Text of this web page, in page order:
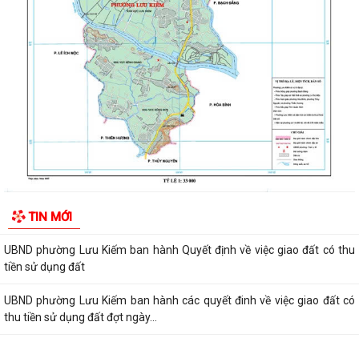
TIN MỚI
CÔNG TÁC KHOA HỌC, CÔNG NGHỆ, ĐỔI MỚI SÁNG...
UBND phường Lưu Kiếm thông báo Về việc niêm yết công khai kết quả
kiểm tra hồ sơ đăng ký, cấp Giấy...
Niêm yết công khai về việc mất Quyết định giao đất cho công dân làm
nhà ở của ông Trịnh Văn Tài tại...
THUẾ CƠ SỞ 1 THÀNH PHỐ HẢI PHÒNG HƯỚNG DẪN KÊ KHAI THÔNG
BÁO DOANH THU 6 THÁNG ĐẦU NĂM ĐỐI VỚI HỘ...
TẠO VIDEO CLIP "TỔ QUỐC BÌNH YÊN"
UBND phường Lưu Kiếm ban hành Kế hoạch Giám sát và xử lý dịch, ổ
dịch trên địa bàn phường Lưu Kiếm
UBND phường Lưu Kiếm ban hành Quyết định về việc giao đất có thu
tiền sử dụng đất